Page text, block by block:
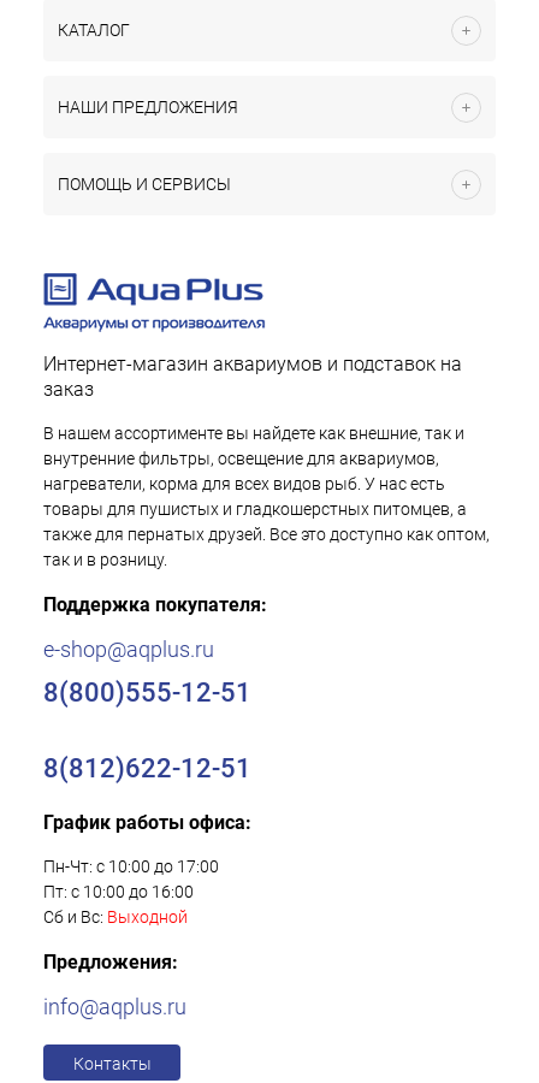
КАТАЛОГ
НАШИ ПРЕДЛОЖЕНИЯ
ПОМОЩЬ И СЕРВИСЫ
Интернет-магазин аквариумов и подставок на
заказ
В нашем ассортименте вы найдете как внешние, так и
внутренние фильтры, освещение для аквариумов,
нагреватели, корма для всех видов рыб. У нас есть
товары для пушистых и гладкошерстных питомцев, а
также для пернатых друзей. Все это доступно как оптом,
так и в розницу.
Поддержка покупателя:
e-shop@aqplus.ru
8(800)555-12-51
8(812)622-12-51
График работы офиса:
Пн-Чт: с 10:00 до 17:00
Пт: с 10:00 до 16:00
Сб и Вс: Выходной
Предложения:
info@aqplus.ru
Контакты